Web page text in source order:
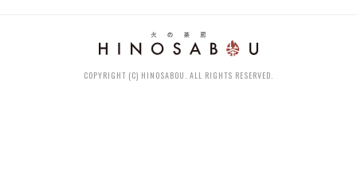
COPYRIGHT (C) HINOSABOU. ALL RIGHTS RESERVED.